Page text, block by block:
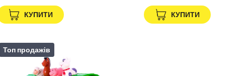
КУПИТИ КУПИТИ
Топ продажів